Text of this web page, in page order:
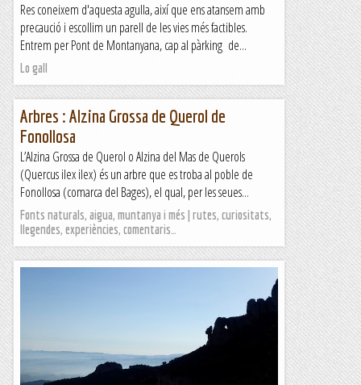
Res coneixem d'aquesta agulla, així que ens atansem amb
precaució i escollim un parell de les vies més factibles.
Entrem per Pont de Montanyana, cap al pàrking de...
Lo gall
Arbres : Alzina Grossa de Querol de
Fonollosa
L’Alzina Grossa de Querol o Alzina del Mas de Querols
(Quercus ilex ilex) és un arbre que es troba al poble de
Fonollosa (comarca del Bages), el qual, per les seues...
Fonts naturals, aigua, muntanya i més | rutes, curiositats,
llegendes, experiències, comentaris…